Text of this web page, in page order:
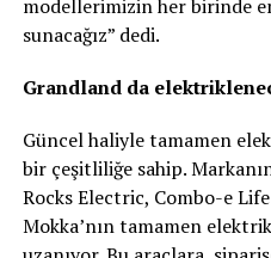
modellerimizin her birinde
sunacağız” dedi.
Grandland da
Güncel haliyle tamamen
bir çeşitliliğe sahip.
Rocks Electric, Combo-e
Mokka’nın tamamen